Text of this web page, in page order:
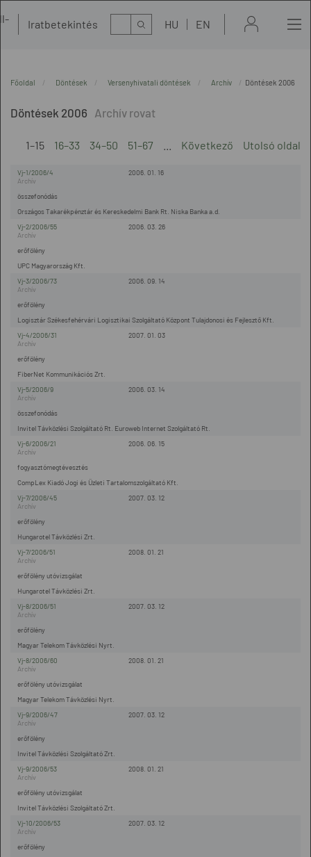
Iratbetekintés Kereső HU EN
Főoldal Döntések Versenyhivatali döntések Archív Döntések 2006
Döntések 2006
1–15 16–33 34–50 51–67 Következő Utolsó oldal
2006. 01. 16
Vj-1/2006/4
Országos Takarékpénztár és Kereskedelmi Bank Rt. Niska Banka a.d.
összefonódás
2006. 03. 26
Vj-2/2006/55
UPC Magyarország Kft.
erőfölény
2006. 09. 14
Vj-3/2006/73
Logisztár Székesfehérvári Logisztikai Szolgáltató Központ Tulajdonosi és Fejlesztő Kft.
erőfölény
2007. 01. 03
Vj-4/2006/31
FiberNet Kommunikációs Zrt.
erőfölény
2006. 03. 14
Vj-5/2006/9
Invitel Távközlési Szolgáltató Rt. Euroweb Internet Szolgáltató Rt.
összefonódás
2006. 06. 15
Vj-6/2006/21
CompLex Kiadó Jogi és Üzleti Tartalomszolgáltató Kft.
fogyasztómegtévesztés
2007. 03. 12
Vj-7/2006/45
Hungarotel Távközlési Zrt.
erőfölény
2008. 01. 21
Vj-7/2006/51
Hungarotel Távközlési Zrt.
erőfölény utóvizsgálat
2007. 03. 12
Vj-8/2006/51
Magyar Telekom Távközlési Nyrt.
erőfölény
2008. 01. 21
Vj-8/2006/60
Magyar Telekom Távközlési Nyrt.
erőfölény utóvizsgálat
2007. 03. 12
Vj-9/2006/47
Invitel Távközlési Szolgáltató Zrt.
erőfölény
2008. 01. 21
Vj-9/2006/53
Invitel Távközlési Szolgáltató Zrt.
erőfölény utóvizsgálat
2007. 03. 12
Vj-10/2006/53
erőfölény